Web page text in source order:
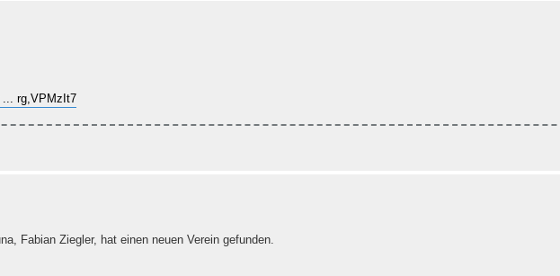
... rg,VPMzIt7
Fabian Ziegler, hat einen neuen Verein gefunden.